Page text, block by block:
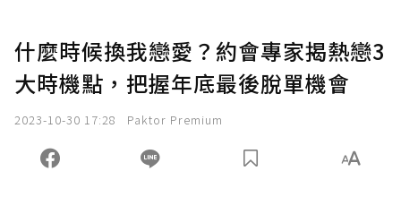
什麼時候換我戀愛？約會專家揭熱戀3
大時機點，把握年底最後脫單機會
2023-10-30 17:28 Paktor Premium